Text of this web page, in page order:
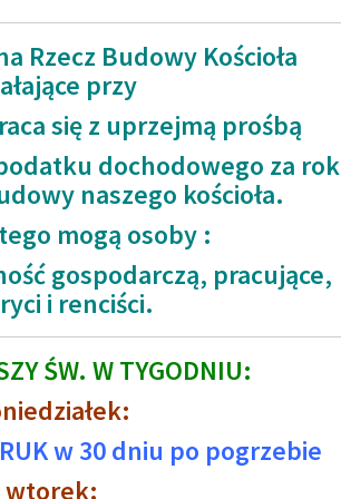
Rzecz Budowy Kościoła
przy
się z uprzejmą prośbą
dochodowego za rok
naszego kościoła.
mogą osoby :
gospodarczą, pracujące,
i renciści.
ŚW. W TYGODNIU:
w 30 dniu po pogrzebie
wtorek: